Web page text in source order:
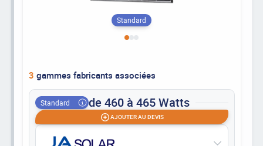
Standard
3 gammes fabricants associées
Standard de 460 à 465 Watts
AJOUTER AU DEVIS